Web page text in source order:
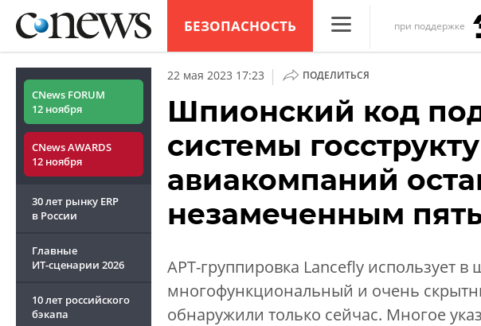
БЕЗОПАСНОСТЬ
Конференции
Маркет
Техника
ТВ
при поддержке
CNews FORUM
12 ноября
CNews AWARDS
12 ноября
30 лет рынку ERP
в России
Главные
ИТ-сценарии 2026
10 лет российского
бэкапа
22 мая 2023 17:23 | ПОДЕЛИТЬСЯ
Шпионский код
системы
авиакомпаний
незамеченным
APT-группировка Lancefly использует в
многофункциональный и очень
обнаружили только сейчас. Многое